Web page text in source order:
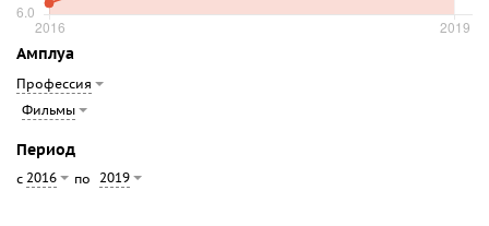
Амплуа
Профессия
Фильмы
Период
с 2016 по 2019